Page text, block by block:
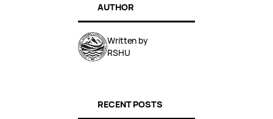
AUTHOR
Written by
RSHU
RECENT POSTS